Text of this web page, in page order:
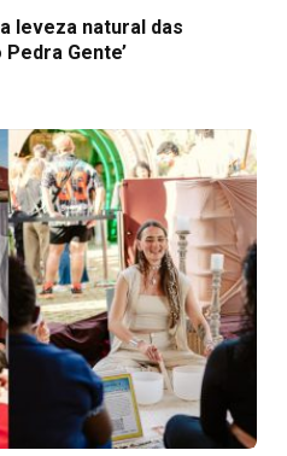
leveza natural das
Gente’